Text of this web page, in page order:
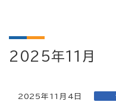
2025年11月
2025年11月4日